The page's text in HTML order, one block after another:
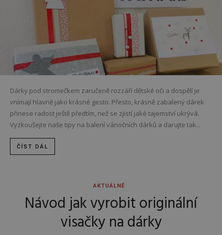
Dárky pod stromečkem zaručeně rozzáří dětské oči a dospělí je
vnímají hlavně jako krásné gesto. Přesto, krásně zabalený dárek
přinese radost ještě předtím, než se zjistí jaké tajemství ukrývá.
Vyzkoušejte naše tipy na balení vánočních dárků a darujte tak...
ČÍST DÁL
AKTUÁLNĚ
Návod jak vyrobit originální
visačky na dárky